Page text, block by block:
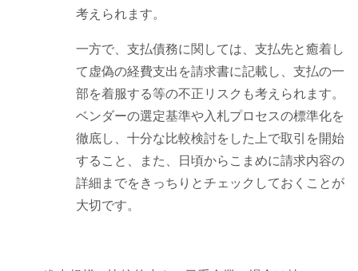
考えられます。
一方で、支払債務に関しては、支払先と癒着し
て虚偽の経費支出を請求書に記載し、支払の一
部を着服する等の不正リスクも考えられます。
ベンダーの選定基準や入札プロセスの標準化を
徹底し、十分な比較検討をした上で取引を開始
すること、また、日頃からこまめに請求内容の
詳細までをきっちりとチェックしておくことが
大切です。